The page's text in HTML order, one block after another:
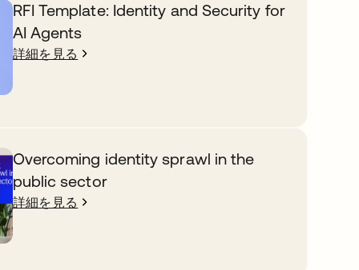
RFI Template: Identity and Security for
AI Agents
詳細を見る
Overcoming identity sprawl in the
public sector
詳細を見る